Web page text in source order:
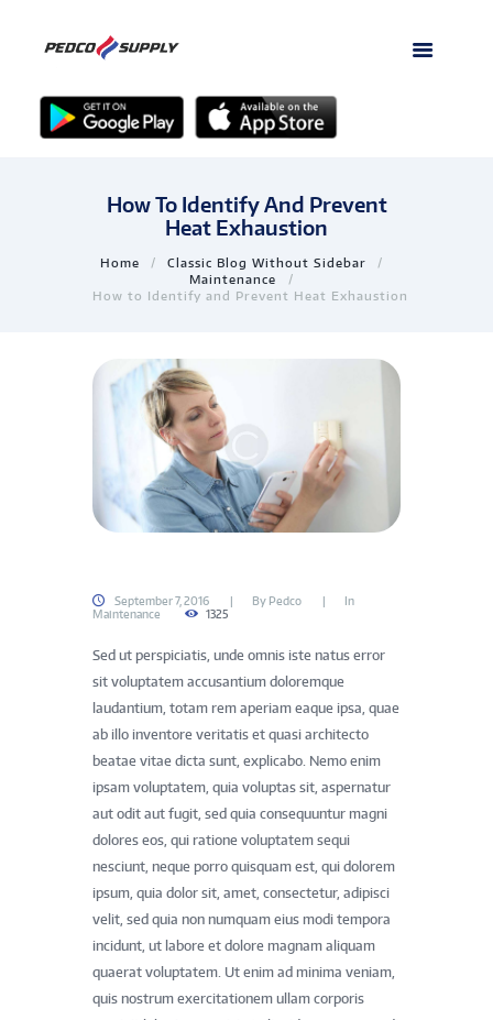
How To Identify And Prevent
Heat Exhaustion
Home
Classic Blog Without Sidebar
Maintenance
How to Identify and Prevent Heat Exhaustion
September 7, 2016 By Pedco
In
Maintenance
1325
Sed ut perspiciatis, unde omnis iste natus error
sit voluptatem accusantium doloremque
laudantium, totam rem aperiam eaque ipsa, quae
ab illo inventore veritatis et quasi architecto
beatae vitae dicta sunt, explicabo. Nemo enim
ipsam voluptatem, quia voluptas sit, aspernatur
aut odit aut fugit, sed quia consequuntur magni
dolores eos, qui ratione voluptatem sequi
nesciunt, neque porro quisquam est, qui dolorem
ipsum, quia dolor sit, amet, consectetur, adipisci
velit, sed quia non numquam eius modi tempora
incidunt, ut labore et dolore magnam aliquam
quaerat voluptatem. Ut enim ad minima veniam,
quis nostrum exercitationem ullam corporis